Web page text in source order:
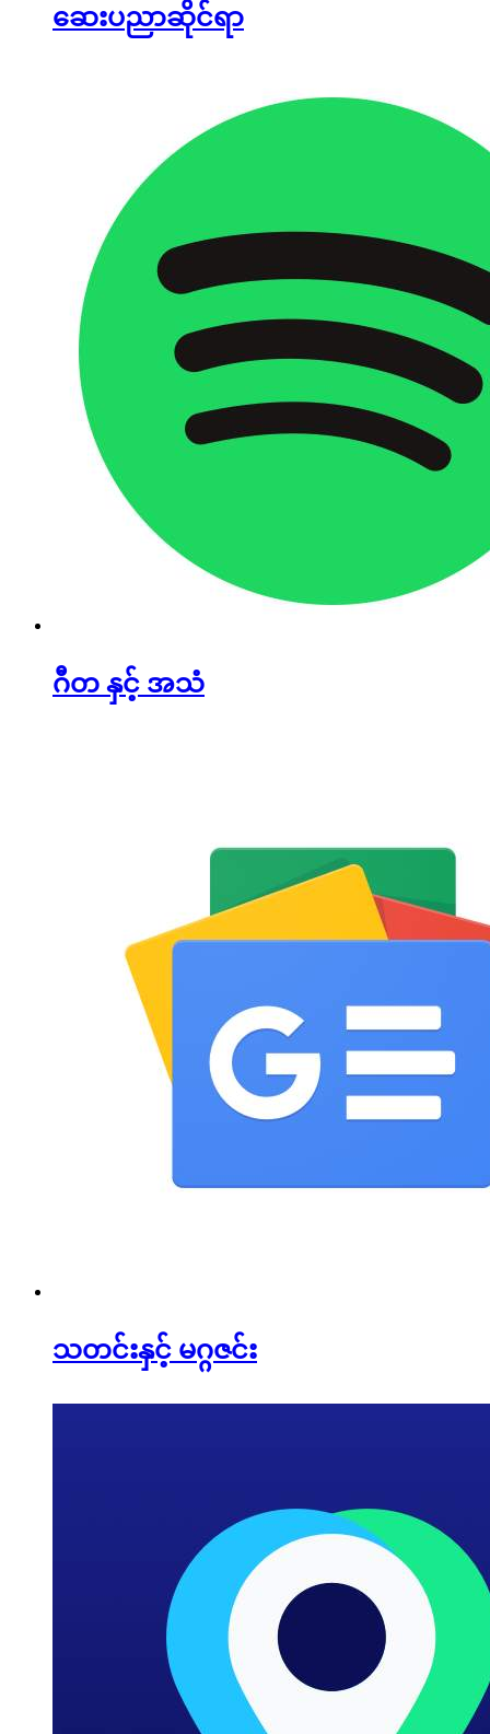
ဆေးပညာဆိုင်ရာ
ဂီတ နှင့် အသံ
သတင်းနှင့် မဂ္ဂဇင်း